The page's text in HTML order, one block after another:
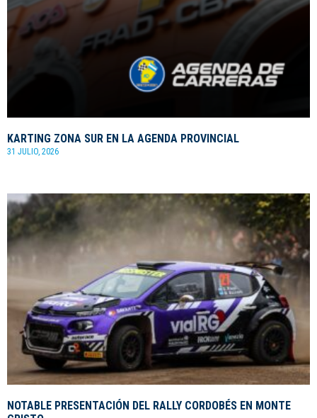
KARTING ZONA SUR EN LA AGENDA PROVINCIAL
31 JULIO, 2026
NOTABLE PRESENTACIÓN DEL RALLY CORDOBÉS EN MONTE